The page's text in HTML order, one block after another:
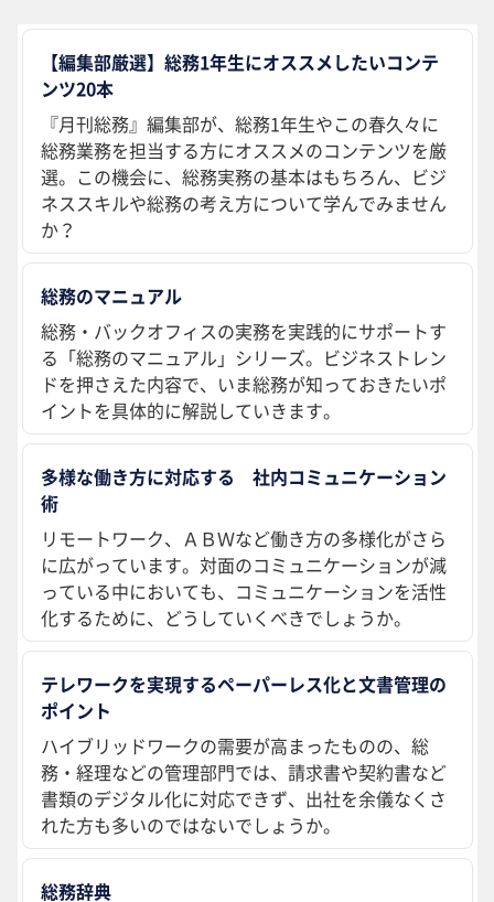
【編集部厳選】総務1年生にオススメしたいコンテ
ンツ20本
『月刊総務』編集部が、総務1年生やこの春久々に
総務業務を担当する方にオススメのコンテンツを厳
選。この機会に、総務実務の基本はもちろん、ビジ
ネススキルや総務の考え方について学んでみません
か？
総務のマニュアル
総務・バックオフィスの実務を実践的にサポートす
る「総務のマニュアル」シリーズ。ビジネストレン
ドを押さえた内容で、いま総務が知っておきたいポ
イントを具体的に解説していきます。
多様な働き方に対応する 社内コミュニケーション
術
リモートワーク、ＡＢＷなど働き方の多様化がさら
に広がっています。対面のコミュニケーションが減
っている中においても、コミュニケーションを活性
化するために、どうしていくべきでしょうか。
テレワークを実現するペーパーレス化と文書管理の
ポイント
ハイブリッドワークの需要が高まったものの、総
務・経理などの管理部門では、請求書や契約書など
書類のデジタル化に対応できず、出社を余儀なくさ
れた方も多いのではないでしょうか。
総務辞典